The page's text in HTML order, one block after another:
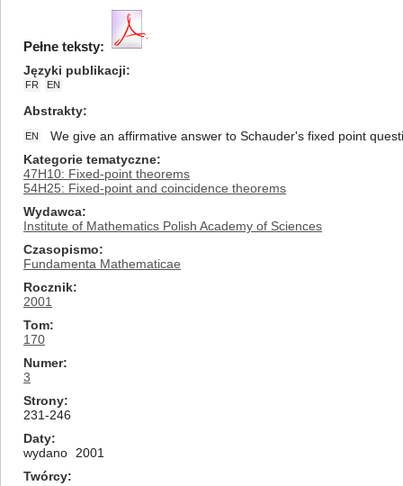
Pełne teksty:
Języki publikacji
FR EN
Abstrakty
EN
We give an affirmative answer to Schauder's fixed point
Kategorie tematyczne
47H10: Fixed-point theorems
54H25: Fixed-point and coincidence theorems
Wydawca
Institute of Mathematics Polish Academy of Sciences
Czasopismo
Fundamenta Mathematicae
Rocznik
2001
Tom
170
Numer
3
Strony
231-246
Daty
wydano
2001
Twórcy